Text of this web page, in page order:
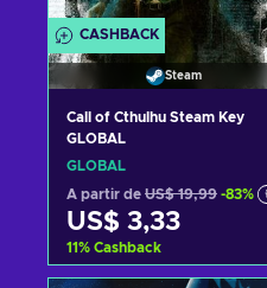
CASHBACK
Steam
Call of Cthulhu Steam Key
GLOBAL
GLOBAL
A partir de US$ 19,99 -83%
US$ 3,33
11% Cashback